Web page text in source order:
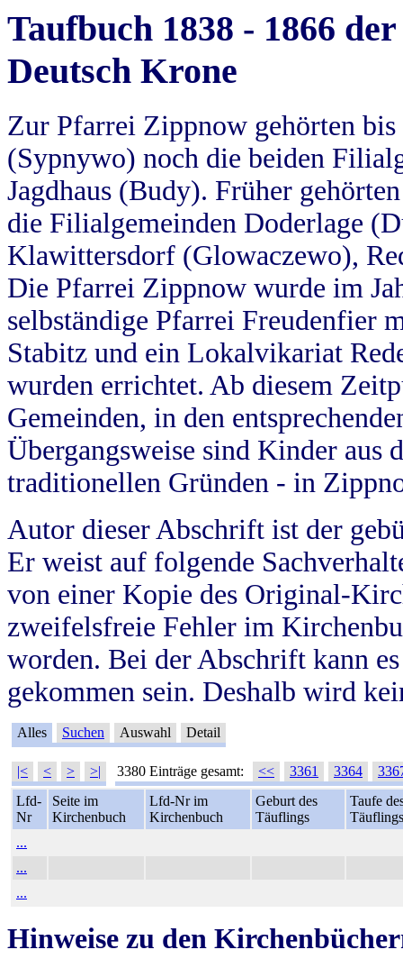
Taufbuch 1838 - 1866
Deutsch Krone
Zur Pfarrei Zippnow gehörten
(Sypnywo) noch die beiden
Jagdhaus (Budy). Früher
die Filialgemeinden Doderlage
Klawittersdorf (Glowaczewo),
Die Pfarrei Zippnow wurde im
selbständige Pfarrei Freudenfier
Stabitz und ein Lokalvikariat
wurden errichtet. Ab diesem
Gemeinden, in den
Übergangsweise sind Kinder aus
traditionellen Gründen - in
Autor dieser Abschrift ist der
Er weist auf folgende
von einer Kopie des Original-
zweifelsfreie Fehler im
worden. Bei der Abschrift kann
gekommen sein. Deshalb wird
Alles Suchen Auswahl Detail
|< < > >| 3380 Einträge gesamt: << 3361 3364
Lfd-
Nr
Seite im
Kirchenbuch
Lfd-Nr im
Kirchenbuch
Geburt des
Täuflings
Taufe
Täuflings
...
...
...
Hinweise zu den